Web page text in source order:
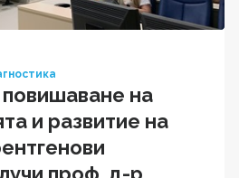
на
и развитие на